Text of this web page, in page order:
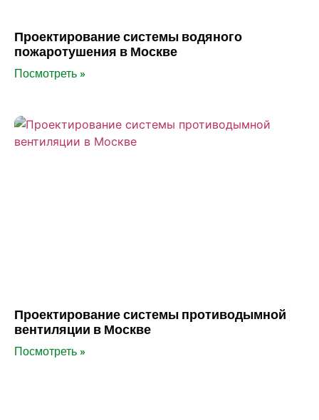
Проектирование системы водяного
пожаротушения в Москве
Посмотреть »
Проектирование системы противодымной
вентиляции в Москве
Посмотреть »